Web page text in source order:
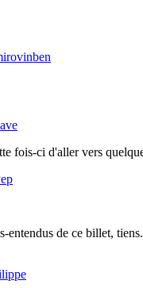
fois-ci d'aller vers
entendus de ce billet, tiens.